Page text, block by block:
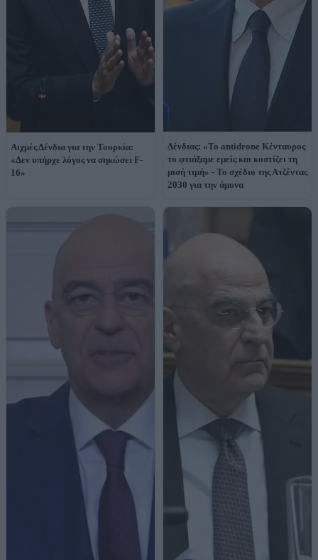
Αιχμές Δένδια για την Τουρκία:
«Δεν υπήρχε λόγος να σηκώσει F-
16»
Δένδιας: «Το antidrone Κένταυρος
το φτιάξαμε εμείς και κοστίζει τη
μισή τιμή» - Το σχέδιο της Ατζέντας
2030 για την άμυνα